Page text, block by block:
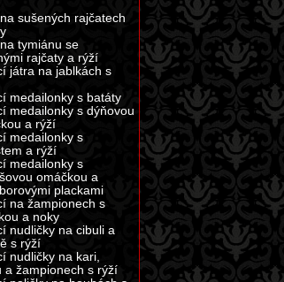
sušených rajčatech
tymiánu se
rajčaty a rýží
játra na jablkách s
medailonky s batáty
medailonky s dýňovou
a rýží
medailonky s
a rýží
medailonky s
omáčkou a
plackami
na žampionech s
a noky
nudličky na cibuli a
s rýží
nudličky na kari,
a žampionech s rýží